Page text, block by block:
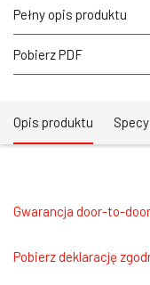
GARDEN
srebrna
Pełny opis produktu
Pobierz PDF
Opis produktu
Gwarancja door-to-
Pobierz deklarację